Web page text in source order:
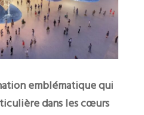
emblématique qui
dans les cœurs